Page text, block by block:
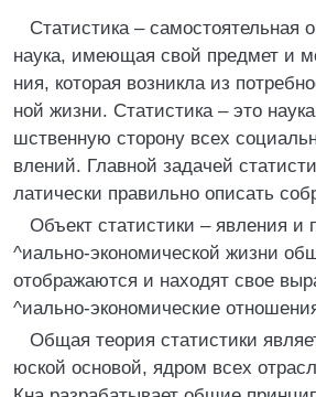
Статистика – самостоятельная
наука, имеющая свой предмет и
ния, которая возникла из
ной жизни. Статистика – это
шственную сторону всех
влений. Главной задачей
латически правильно описать
Объект статистики – явления и
^иально-экономической жизни
отображаются и находят свое
^иально-экономические
Общая теория статистики
юской основой, ядром всех